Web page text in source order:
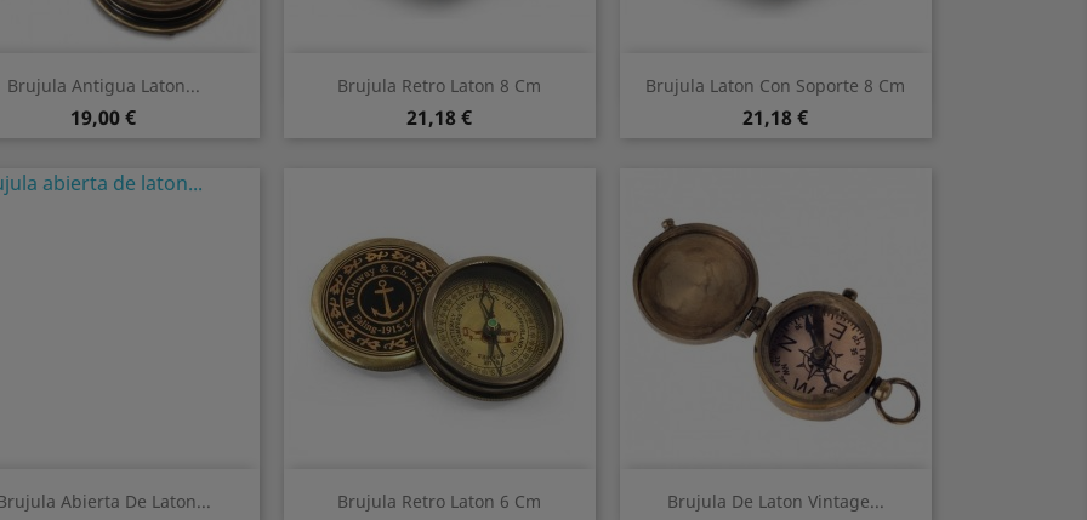
Brujula Antigua Laton...
Preis
19,00 €
 Vorschau Brujula Retro Laton 8 Cm
Preis
21,18 €
Vorschau Brujula Laton Con Soporte 8 Cm
Preis
21,18 €
Vorschau
Abierta De Laton...
Vorschau Brujula Retro Laton 6 Cm
Vorschau Brujula De Laton Vintage...
Vorschau